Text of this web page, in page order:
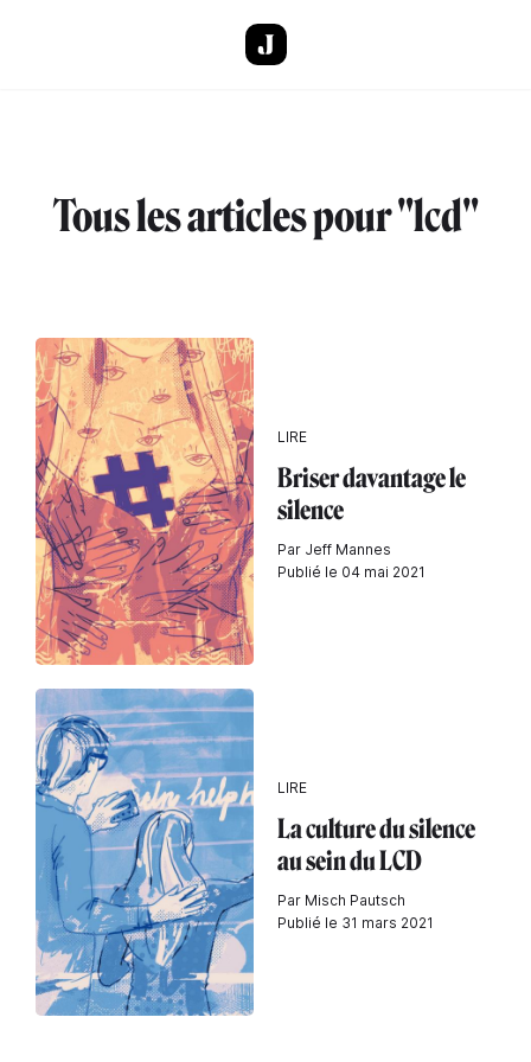
Tous les articles pour "lcd"
LIRE
Briser davantage le
silence
Par Jeff Mannes
Publié le 04 mai 2021
LIRE
La culture du silence
au sein du LCD
Par Misch Pautsch
Publié le 31 mars 2021